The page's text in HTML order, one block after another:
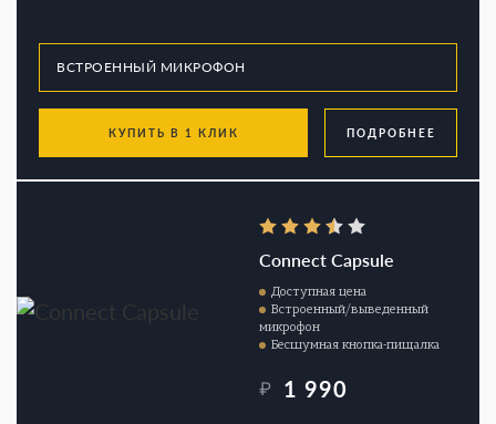
КУПИТЬ В 1 КЛИК ПОДРОБНЕЕ
Connect Capsule
Доступная цена
Встроенный/выведенный
микрофон
Бесшумная кнопка-пищалка
₽ 1 990